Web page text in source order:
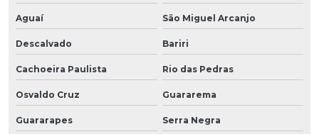
Aguaí São Miguel Arcanjo
Descalvado Bariri
Cachoeira Paulista Rio das Pedras
Osvaldo Cruz Guararema
Guararapes Serra Negra